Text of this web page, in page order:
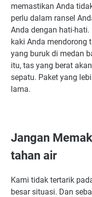
memastikan Anda
perlu dalam ransel
Anda dengan hati-
kaki Anda mendorong
yang buruk di medan
itu, tas yang berat
sepatu. Paket yang
lama.
Jangan
tahan air
Kami tidak tertarik
besar situasi. Dan